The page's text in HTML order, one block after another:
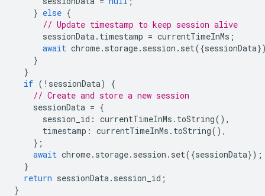
} else {
// Update timestamp to keep session alive
sessionData. timestamp = currentTimeInMs ;
await chrome. storage. session . set({sessionData
}
}
if ( ! sessionData)
{
// Create and store a new session
sessionData = {
session_id : currentTimeInMs . toString(),
timestamp : currentTimeInMs . toString(),
};
await chrome. storage. session . set({sessionData});
}
return sessionData. session_id ;
}